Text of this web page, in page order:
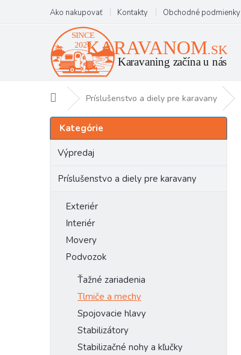
obsah
Ako nakupovať Kontakty Obchodné podmienky
DomovPríslušenstvo a diely pre karavany
B
o
Preskočiť
kategórie
Kategórie
Výpredaj
Príslušenstvo a diely pre karavany
Exteriér
Interiér
Movery
Podvozok
Ťažné zariadenia
Tlmiče a mechy
Spojovacie hlavy
Stabilizátory
Stabilizačné nohy a kľučky